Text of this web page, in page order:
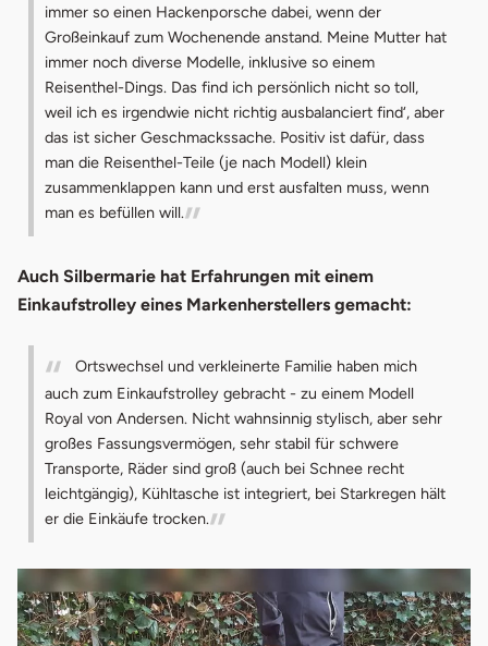
immer so einen Hackenporsche dabei, wenn der
Großeinkauf zum Wochenende anstand. Meine Mutter hat
immer noch diverse Modelle, inklusive so einem
Reisenthel-Dings. Das find ich persönlich nicht so toll,
weil ich es irgendwie nicht richtig ausbalanciert find‘, aber
das ist sicher Geschmackssache. Positiv ist dafür, dass
man die Reisenthel-Teile (je nach Modell) klein
zusammenklappen kann und erst ausfalten muss, wenn
man es befüllen will.
Auch Silbermarie hat Erfahrungen mit einem
Einkaufstrolley eines Markenherstellers gemacht:
Ortswechsel und verkleinerte Familie haben mich
auch zum Einkaufstrolley gebracht - zu einem Modell
Royal von Andersen. Nicht wahnsinnig stylisch, aber sehr
großes Fassungsvermögen, sehr stabil für schwere
Transporte, Räder sind groß (auch bei Schnee recht
leichtgängig), Kühltasche ist integriert, bei Starkregen hält
er die Einkäufe trocken.